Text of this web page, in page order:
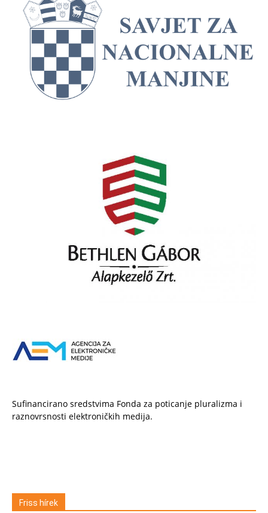
Sufinancirano sredstvima Fonda za poticanje pluralizma i
raznovrsnosti elektroničkih medija.
Friss hírek